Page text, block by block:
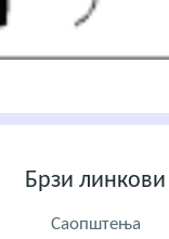
Брзи линкови
Саопштења